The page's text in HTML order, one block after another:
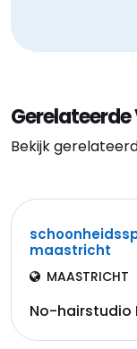
Bekijk
maastricht
MAASTRICHT
No-hairstudio